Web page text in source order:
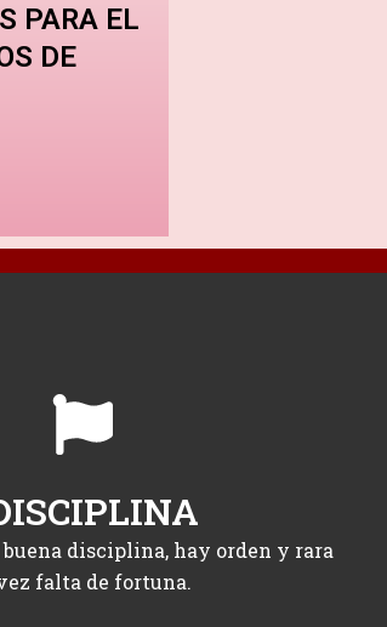
PARA EL
DE
disciplina, hay orden y rara
falta de fortuna.